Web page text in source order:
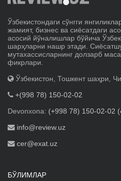
Ўзбекистондаги сўнгги
жамият, бизнес ва сиёсатдаги
асосий йўналишлар бўйича
шарҳларни нашр этади.
мутахассисларнинг долзарб
фикрлари.
Ўзбекистон, Тошкент шаҳри,
+(998 78) 150-02-02
Devonxona: (+998 78) 150-02-02
info@review.uz
cer@exat.uz
БЎЛИМЛАР